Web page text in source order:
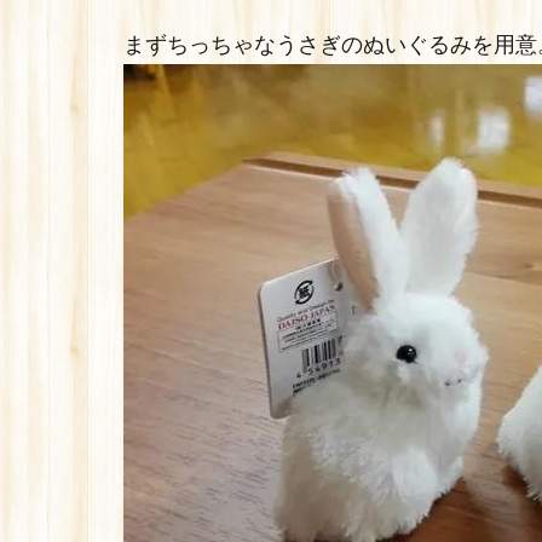
まずちっちゃなうさぎのぬいぐるみを用意